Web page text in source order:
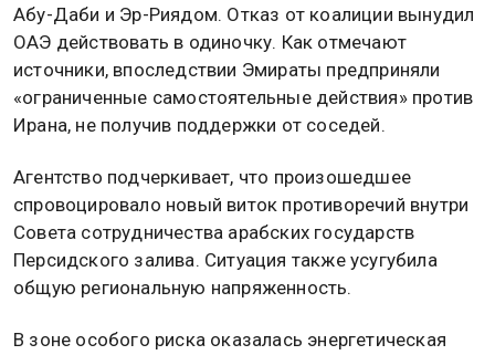
Абу-Даби и Эр-Риядом. Отказ от коалиции вынудил
ОАЭ действовать в одиночку. Как отмечают
источники, впоследствии Эмираты предприняли
«ограниченные самостоятельные действия» против
Ирана, не получив поддержки от соседей.
Агентство подчеркивает, что произошедшее
спровоцировало новый виток противоречий внутри
Совета сотрудничества арабских государств
Персидского залива. Ситуация также усугубила
общую региональную напряженность.
В зоне особого риска оказалась энергетическая